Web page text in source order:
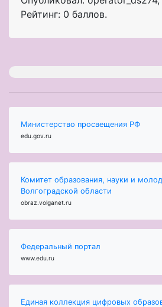
Рейтинг: 0 баллов.
Министерство просвещения РФ
edu.gov.ru
Комитет образования, науки и
Волгоградской области
obraz.volganet.ru
Федеральный портал
www.edu.ru
Единая коллекция цифровых